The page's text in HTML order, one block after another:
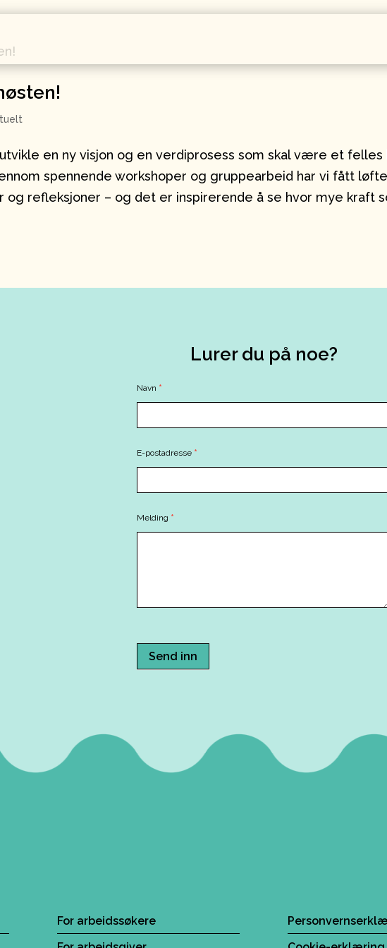
en ny visjon og en verdiprosess som skal være et felles
spennende workshoper og gruppearbeid har vi fått
og refleksjoner – og det er inspirerende å se hvor mye kraft
Lurer du på noe?
Contact
Us
Navn *
E-postadresse *
Melding *
Send inn
For arbeidssøkere